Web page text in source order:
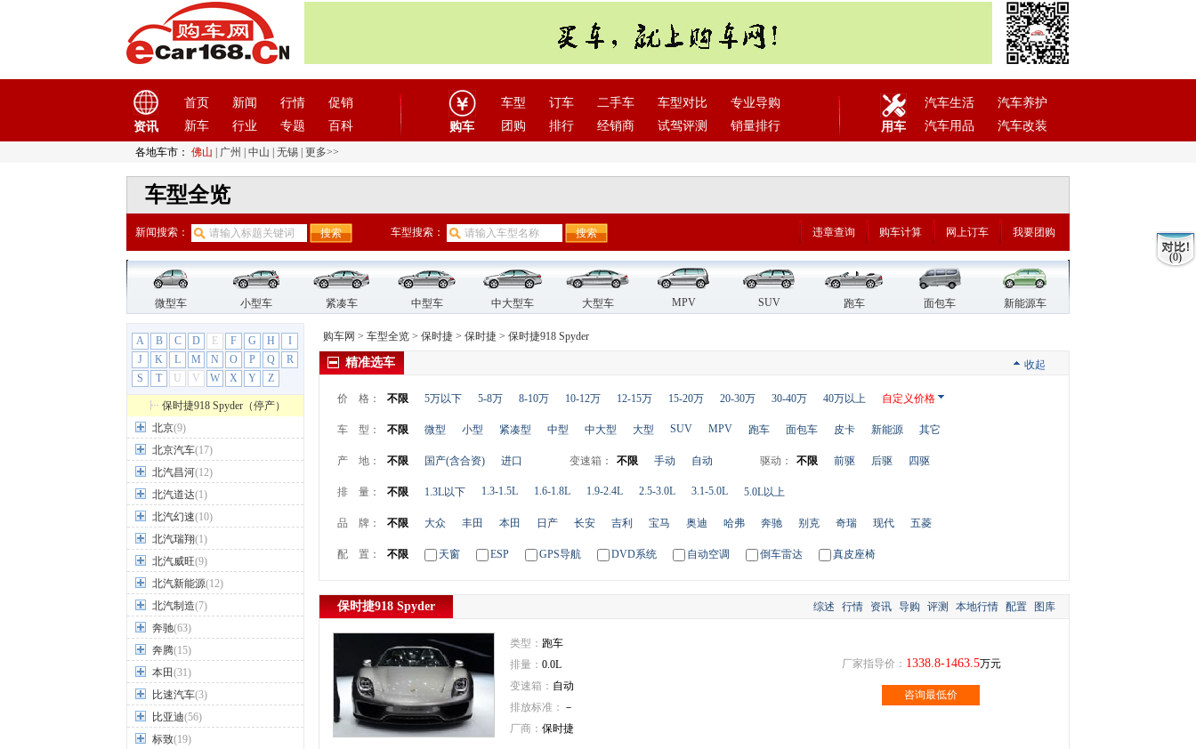
资讯
首页 新闻 行情
促销
新车
行业 专题 百科 购车
车型 订车 二手车 车型对比
专业导购
团购
排行 经销商 试驾评测 销量排行 用车
汽车生活
汽车养护
汽车用品
汽车改装
各地车市： 佛山 广州 中山 无锡 更多>>
车型全览
新闻搜索： 车型搜索： 违章查询 购车计算 网上订车 我要团购
微型车 小型车 紧凑车 中型车 中大型车 大型车 MPV SUV 跑车 面包车 新能源车
A B C D E F G H
I
J
K L M N O P Q
R
S
T U V W X Y Z
爱驰汽车
奥迪(45)
B
宝骏(22)
宝马
(45)
宝沃汽车(5)
保时捷 (11)
Cayenne新能源
Cayman
Panamera
Taycan
保时捷718
保时捷Macan
卡宴Cayenne
Boxster（停产）
保时捷918 Spyder（停产）
北京(9)
北京汽车(17)
北汽昌河(12)
北汽道达(1)
北汽幻速(10)
北汽瑞翔(1)
北汽威旺(9)
北汽新能源(12)
北汽制造(7)
奔驰(63)
奔腾(15)
本田(31)
比速汽车(3)
比亚迪(56)
标致(19)
购车网 > 车型全览 > 保时捷 > 保时捷 > 保时捷918 Spyder
精准选车 收起
价 格： 不限 5万以下 5-8万 8-10万 10-12万 12-15万 15-20万 20-30万 30-40万 40万以上 自定义价格
车 型： 不限 微型 小型 紧凑型 中型 中大型 大型 SUV MPV 跑车 面包车 皮卡 新能源 其它
产 地： 不限 国产(含合资) 进口 变速箱： 不限 手动 自动 驱动： 不限 前驱 后驱 四驱
排 量： 不限 1.3L以下 1.3-1.5L 1.6-1.8L 1.9-2.4L 2.5-3.0L 3.1-5.0L 5.0L以上
品 牌： 不限 大众 丰田 本田 日产 长安 吉利 宝马 奥迪 哈弗 奔驰 别克 奇瑞 现代 五菱
配 置： 不限 天窗 ESP GPS导航 DVD系统 自动空调 倒车雷达 真皮座椅
保时捷918 Spyder 综述 行情 资讯 导购 评测 本地行情 配置 图库
类型： 跑车
排量： 0.0L
变速箱： 自动
排放标准： －
厂商： 保时捷
厂家指导价： 1338.8-1463.5万元
咨询最低价
(0)